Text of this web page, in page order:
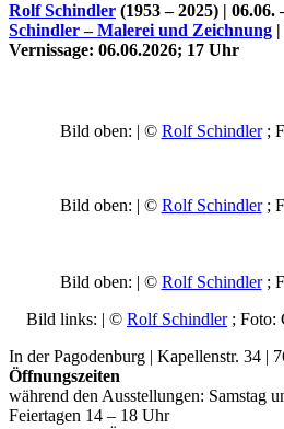
Uli Rothfuss
Harald Schwiers
Rolf Schindler (1953 – 2025) | 06.06.
Schindler – Malerei und Zeichnung
Vernissage: 06.06.2026; 17 Uhr
Bild oben: | © Rolf Schindler;
Bild oben: | © Rolf Schindler;
Bild oben: | © Rolf Schindler;
Bild links: | © Rolf Schindler; Foto:
In der Pagodenburg | Kapellenstr. 34 |
Öffnungszeiten
während den Ausstellungen: Samstag
Feiertagen 14 – 18 Uhr